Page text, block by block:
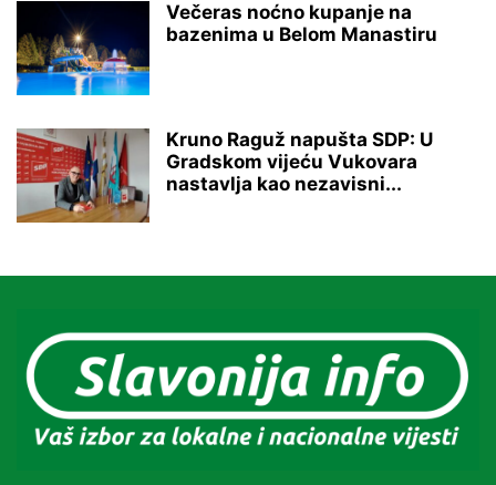
Večeras noćno kupanje na
bazenima u Belom Manastiru
Kruno Raguž napušta SDP: U
Gradskom vijeću Vukovara
nastavlja kao nezavisni...